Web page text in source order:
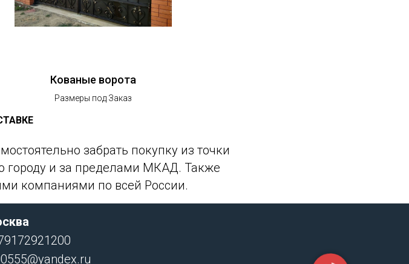
Кованые ворота
Размеры под Заказ
забрать покупку из точки
городу и за пределами МКАД. Также
компаниями по всей России.